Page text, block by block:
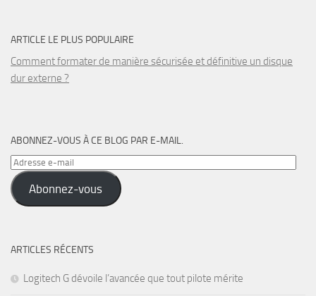
ARTICLE LE PLUS POPULAIRE
Comment formater de manière sécurisée et définitive un disque
dur externe ?
ABONNEZ-VOUS À CE BLOG PAR E-MAIL.
Adresse
e-
mail Abonnez-vous
ARTICLES RÉCENTS
Logitech G dévoile l’avancée que tout pilote mérite